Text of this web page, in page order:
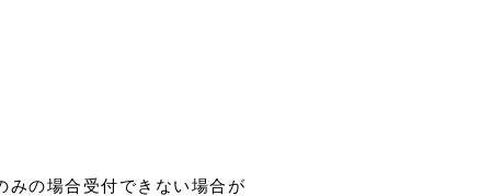
の場合受付できない場合が